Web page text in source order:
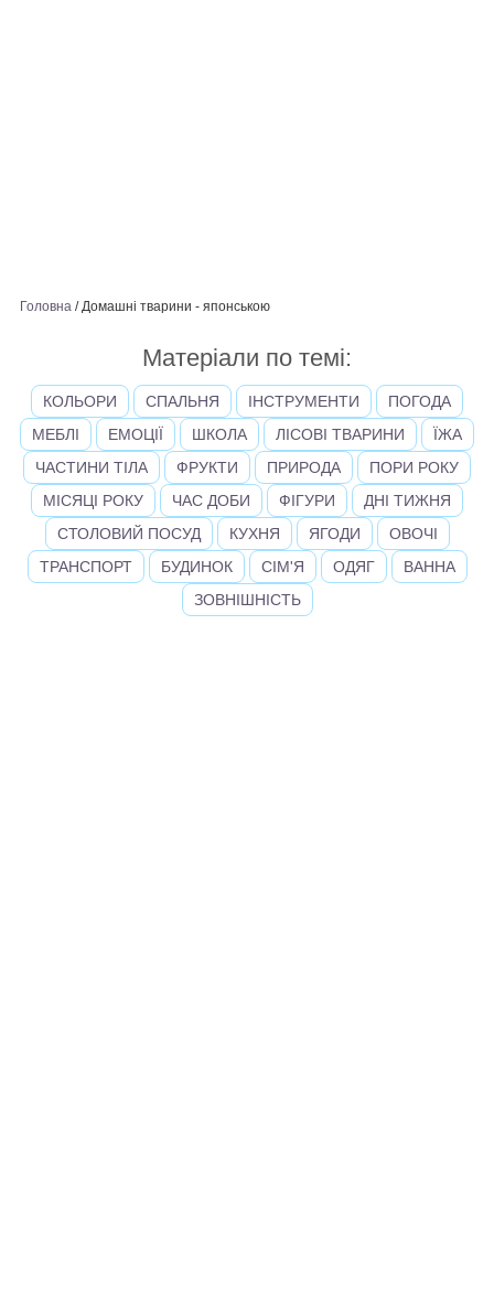
Головна / Домашні тварини - японською
Матеріали по темі:
КОЛЬОРИ СПАЛЬНЯ ІНСТРУМЕНТИ
ПОГОДА
МЕБЛІ
ЕМОЦІЇ ШКОЛА ЛІСОВІ ТВАРИНИ
ЇЖА
ЧАСТИНИ ТІЛА
ФРУКТИ ПРИРОДА
ПОРИ РОКУ
МІСЯЦІ РОКУ
ЧАС ДОБИ ФІГУРИ
ДНІ ТИЖНЯ
СТОЛОВИЙ ПОСУД
КУХНЯ ЯГОДИ
ОВОЧІ
ТРАНСПОРТ
БУДИНОК СІМ'Я ОДЯГ
ВАННА
ЗОВНІШНІСТЬ